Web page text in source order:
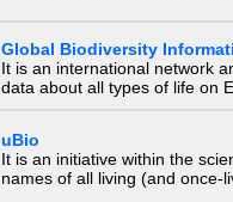
Global Biodiversity
It is an international network
data about all types of life on
uBio
It is an initiative within the
names of all living (and once-